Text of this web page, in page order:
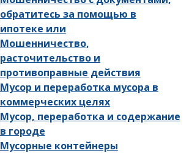
обратитесь за помощью в
ипотеке или
Мошенничество,
расточительство и
противоправные действия
Мусор и переработка мусора в
коммерческих целях
Мусор, переработка и содержание
в городе
Мусорные контейнеры